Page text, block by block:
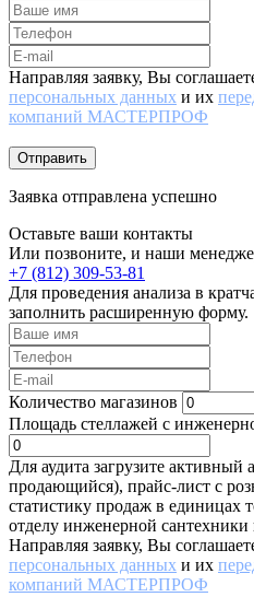
Направляя заявку, Вы
персональных данных и их
компаний МАСТЕРПРОФ
Отправить
Заявка отправлена успешно
Оставьте ваши контакты
Или позвоните, и наши
+7 (812) 309-53-81
Для проведения анализа в
заполнить расширенную форму.
Количество магазинов
Площадь стеллажей с
Для аудита загрузите активный
продающийся), прайс-лист с
статистику продаж в единицах
отделу инженерной сантехники
Направляя заявку, Вы
персональных данных и их
компаний МАСТЕРПРОФ